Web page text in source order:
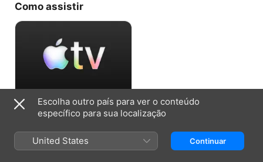
Como assistir
Aceite o período grátis
7 dias grátis, depois R$ 29,90/mês
Escolha outro país para ver o conteúdo
específico para sua localização
United States Continuar